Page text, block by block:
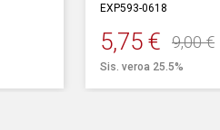
EXP593-0618
9,00€
Alkuperäinen
hinta
5,75 €
Nykyinen
hinta
Sis. veroa 25.5%